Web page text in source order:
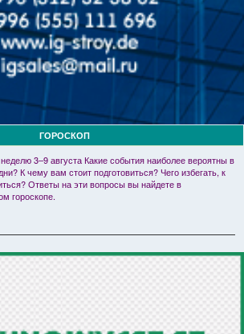
ГОРОСКОП
3–9 августа Какие события наиболее вероятны в
К чему вам стоит подготовиться? Чего избегать, к
Ответы на эти вопросы вы найдете в
гороскопе.